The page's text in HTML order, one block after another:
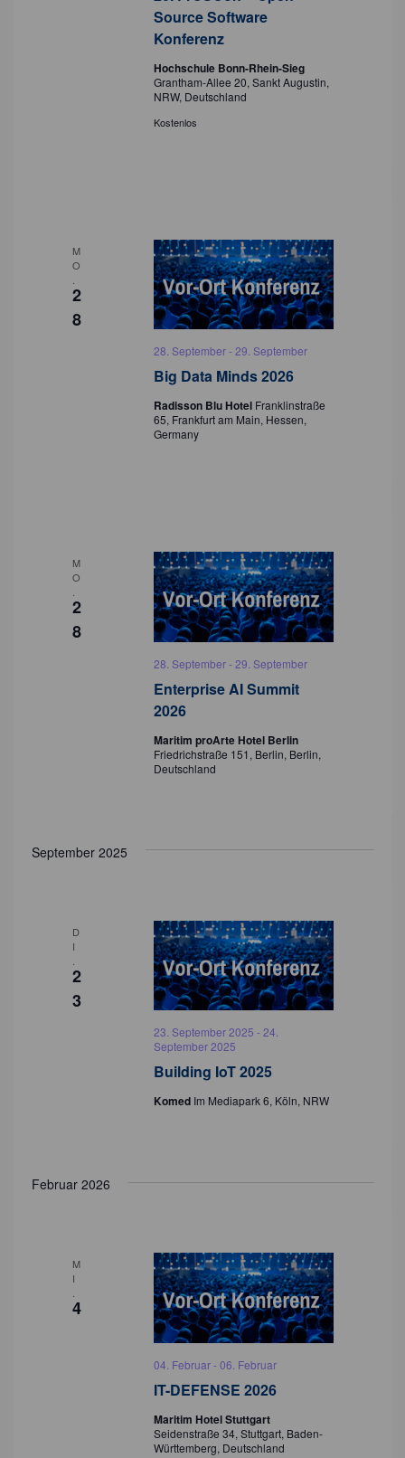
Source Software
Konferenz
Hochschule Bonn-Rhein-Sieg
Grantham-Allee 20, Sankt Augustin,
NRW, Deutschland
Kostenlos
M
O
2
8
Big Data Minds 2026
28. September-29. September
Radisson Blu Hotel Franklinstraße
65, Frankfurt am Main, Hessen,
Germany
M
O
2
8
Enterprise AI Summit
2026
28. September-29. September
Maritim proArte Hotel Berlin
Friedrichstraße 151, Berlin, Berlin,
Deutschland
September 2025
D
I
2
3
Building IoT 2025
23. September 2025 -24.
September 2025
Komed Im Mediapark 6, Köln, NRW
Februar 2026
M
I
4
IT-DEFENSE 2026
04. Februar-06. Februar
Maritim Hotel Stuttgart
Seidenstraße 34, Stuttgart, Baden-
Württemberg, Deutschland